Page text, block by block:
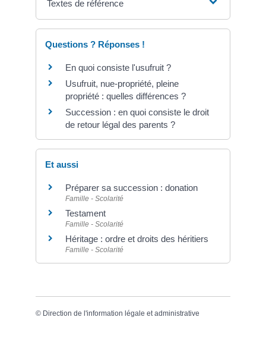
Textes de référence
Questions ? Réponses !
En quoi consiste l'usufruit ?
Usufruit, nue-propriété, pleine
propriété : quelles différences ?
Succession : en quoi consiste le droit
de retour légal des parents ?
Et aussi
Préparer sa succession : donation
Famille - Scolarité
Testament
Famille - Scolarité
Héritage : ordre et droits des héritiers
Famille - Scolarité
© Direction de l'information légale et administrative